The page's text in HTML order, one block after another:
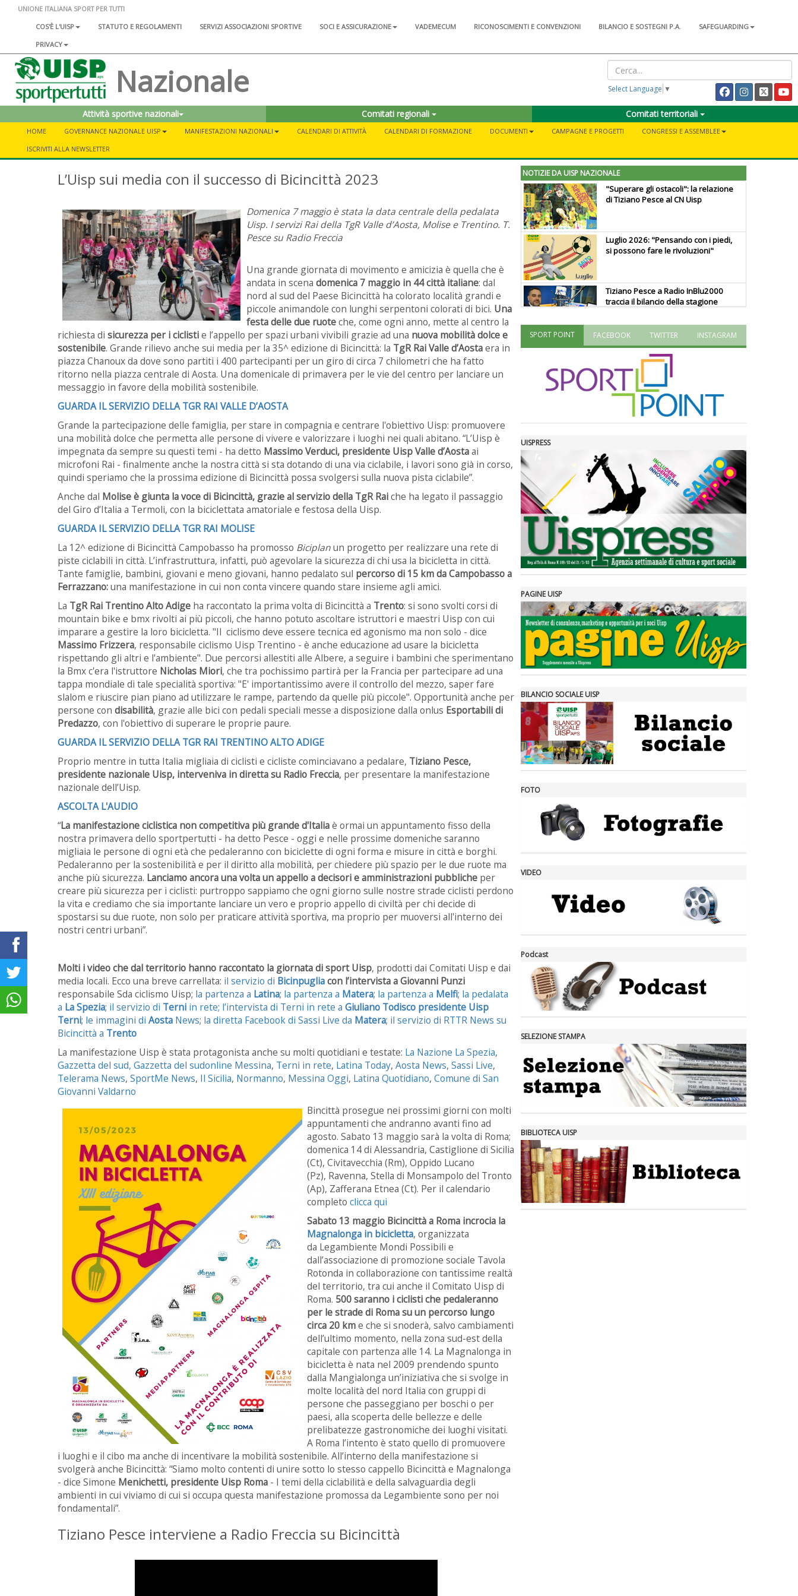
UNIONE ITALIANA SPORT PER TUTTI
COS'È L'UISP
STATUTO E REGOLAMENTI SERVIZI ASSOCIAZIONI SPORTIVE SOCI E ASSICURAZIONE VADEMECUM RICONOSCIMENTI E CONVENZIONI BILANCIO E SOSTEGNI P.A.
SAFEGUARDING
PRIVACY
Nazionale Select Language ▼
Attività sportive nazionali Comitati regionali Comitati territoriali
HOME GOVERNANCE NAZIONALE UISP MANIFESTAZIONI NAZIONALI CALENDARI DI ATTIVITÀ CALENDARI DI FORMAZIONE DOCUMENTI CAMPAGNE E PROGETTI
CONGRESSI E ASSEMBLEE
ISCRIVITI ALLA NEWSLETTER
L’Uisp sui media con il successo di Bicincittà 2023
Domenica 7 maggio è stata la data centrale della pedalata
Uisp. I servizi Rai della TgR Valle d’Aosta, Molise e Trentino. T.
Pesce su Radio Freccia
Una grande giornata di movimento e amicizia è quella che è
andata in scena domenica 7 maggio in 44 città italiane: dal
nord al sud del Paese Bicincittà ha colorato località grandi e
piccole animandole con lunghi serpentoni colorati di bici. Una
festa delle due ruoteche, come ogni anno, mette al centro la
richiesta di sicurezza per i ciclistie l’appello per spazi urbani vivibili grazie ad una nuova mobilità dolce e
sostenibile. Grande rilievo anche sui media per la 35^ edizione di Bicincittà: la TgR Rai Valle d’Aostaera in
piazza Chanoux da dove sono partiti i 400 partecipanti per un giro di circa 7 chilometri che ha fatto
ritorno nella piazza centrale di Aosta. Una domenicale di primavera per le vie del centro per lanciare un
messaggio in favore della mobilità sostenibile.
GUARDA IL SERVIZIO DELLA TGR RAI VALLE D’AOSTA
Grande la partecipazione delle famiglia, per stare in compagnia e centrare l'obiettivo Uisp: promuovere
una mobilità dolce che permetta alle persone di vivere e valorizzare i luoghi nei quali abitano. “L’Uisp è
impegnata da sempre su questi temi - ha detto Massimo Verduci, presidente Uisp Valle d’Aostaai
microfoni Rai - finalmente anche la nostra città si sta dotando di una via ciclabile, i lavori sono già in corso,
quindi speriamo che la prossima edizione di Bicincittà possa svolgersi sulla nuova pista ciclabile”.
Anche dal Molise è giunta la voce di Bicincittà, grazie al servizio della TgR Raiche ha legato il passaggio
del Giro d’Italia a Termoli, con la biciclettata amatoriale e festosa della Uisp.
GUARDA IL SERVIZIO DELLA TGR RAI MOLISE
La 12^ edizione di Bicincittà Campobasso ha promosso Biciplanun progetto per realizzare una rete di
piste ciclabili in città. L’infrastruttura, infatti, può agevolare la sicurezza di chi usa la bicicletta in città.
Tante famiglie, bambini, giovani e meno giovani, hanno pedalato sul percorso di 15 km da Campobasso a
Ferrazzano:una manifestazione in cui non conta vincere quando stare insieme agli amici.
La TgR Rai Trentino Alto Adige ha raccontato la prima volta di Bicincittà a Trento: si sono svolti corsi di
mountain bike e bmx rivolti ai più piccoli, che hanno potuto ascoltare istruttori e maestri Uisp con cui
imparare a gestire la loro bicicletta. "Il ciclismo deve essere tecnica ed agonismo ma non solo - dice
Massimo Frizzera, responsabile ciclismo Uisp Trentino - è anche educazione ad usare la bicicletta
rispettando gli altri e l'ambiente". Due percorsi allestiti alle Albere, a seguire i bambini che sperimentano
la Bmx c'era l'istruttore Nicholas Miori, che tra pochissimo partirà per la Francia per partecipare ad una
tappa mondiale di tale specialità sportiva: "E' importantissimo avere il controllo del mezzo, saper fare
slalom e riuscire pian piano ad utilizzare le rampe, partendo da quelle più piccole". Opportunità anche per
persone con disabilità, grazie alle bici con pedali speciali messe a disposizione dalla onlus Esportabili di
Predazzo, con l'obiettivo di superare le proprie paure.
GUARDA IL SERVIZIO DELLA TGR RAI TRENTINO ALTO ADIGE
Proprio mentre in tutta Italia migliaia di ciclisti e cicliste cominciavano a pedalare, Tiziano Pesce,
presidente nazionale Uisp, interveniva in diretta su Radio Freccia, per presentare la manifestazione
nazionale dell’Uisp.
ASCOLTA L'AUDIO
“La manifestazione ciclistica non competitiva più grande d'Italiaè ormai un appuntamento fisso della
nostra primavera dello sportpertutti - ha detto Pesce - oggi e nelle prossime domeniche saranno
migliaia le persone di ogni età che pedaleranno con biciclette di ogni forma e misure in città e borghi.
Pedaleranno per la sostenibilità e per il diritto alla mobilità, per chiedere più spazio per le due ruote ma
anche più sicurezza. Lanciamo ancora una volta un appello a decisori e amministrazioni pubbliche per
creare più sicurezza per i ciclisti: purtroppo sappiamo che ogni giorno sulle nostre strade ciclisti perdono
la vita e crediamo che sia importante lanciare un vero e proprio appello di civiltà per chi decide di
spostarsi su due ruote, non solo per praticare attività sportiva, ma proprio per muoversi all'interno dei
nostri centri urbani”.
Molti i video che dal territorio hanno raccontato la giornata di sport Uisp, prodotti dai Comitati Uisp e dai
media locali. Ecco una breve carrellata: il servizio di Bicinpugliacon l’intervista a Giovanni Punzi
responsabile Sda ciclismo Uisp; la partenza a Latina; la partenza a Matera; la partenza a Melfi; la pedalata
a La Spezia; il servizio di Terni in rete; l’intervista di Terni in rete a Giuliano Todisco presidente Uisp
Terni; le immagini di Aosta News; la diretta Facebook di Sassi Live da Matera; il servizio di RTTR News su
Bicincittà a Trento
La manifestazione Uisp è stata protagonista anche su molti quotidiani e testate: La Nazione La Spezia,
Gazzetta del sud, Gazzetta del sudonline Messina, Terni in rete, Latina Today, Aosta News, Sassi Live,
Telerama News, SportMe News, Il Sicilia, Normanno, Messina Oggi, Latina Quotidiano, Comune di San
Giovanni Valdarno
Bincittà prosegue nei prossimi giorni con molti
appuntamenti che andranno avanti fino ad
agosto. Sabato 13 maggio sarà la volta di Roma;
domenica 14 di Alessandria, Castiglione di Sicilia
(Ct), Civitavecchia (Rm), Oppido Lucano
(Pz), Ravenna, Stella di Monsampolo del Tronto
(Ap), Zafferana Etnea (Ct). Per il calendario
completo clicca qui
Sabato 13 maggio Bicincittà a Roma incrocia la
Magnalonga in bicicletta, organizzata
da Legambiente Mondi Possibili e
dall’associazione di promozione sociale Tavola
Rotonda in collaborazione con tantissime realtà
del territorio, tra cui anche il Comitato Uisp di
Roma. 500 saranno i ciclisti che pedaleranno
per le strade di Roma su un percorso lungo
circa 20 kme che si snoderà, salvo cambiamenti
dell’ultimo momento, nella zona sud-est della
capitale con partenza alle 14. La Magnalonga in
bicicletta è nata nel 2009 prendendo spunto
dalla Mangialonga un’iniziativa che si svolge in
molte località del nord Italia con gruppi di
persone che passeggiano per boschi o per
paesi, alla scoperta delle bellezze e delle
prelibatezze gastronomiche dei luoghi visitati.
A Roma l’intento è stato quello di promuovere
i luoghi e il cibo ma anche di incentivare la mobilità sostenibile. All’interno della manifestazione si
svolgerà anche Bicincittà: “Siamo molto contenti di unire sotto lo stesso cappello Bicincittà e Magnalonga
- dice Simone Menichetti, presidente Uisp Roma - I temi della ciclabilità e della salvaguardia degli
ambienti in cui viviamo di cui si occupa questa manifestazione promossa da Legambiente sono per noi
fondamentali”.
Tiziano Pesce interviene a Radio Freccia su Bicincittà
NOTIZIE DA UISP NAZIONALE
"Superare gli ostacoli": la relazione
di Tiziano Pesce al CN Uisp
Luglio 2026: "Pensando con i piedi,
si possono fare le rivoluzioni"
Tiziano Pesce a Radio InBlu2000
traccia il bilancio della stagione
valorizzi le nostre specificità"
La formazione Uisp rallenta ma
prosegue anche in estate
Fondazione Terzjus: prima riunione
a Roma
SPORT POINT FACEBOOK TWITTER INSTAGRAM
UISPRESS
PAGINE UISP
BILANCIO SOCIALE UISP
FOTO
VIDEO
Podcast
SELEZIONE STAMPA
BIBLIOTECA UISP